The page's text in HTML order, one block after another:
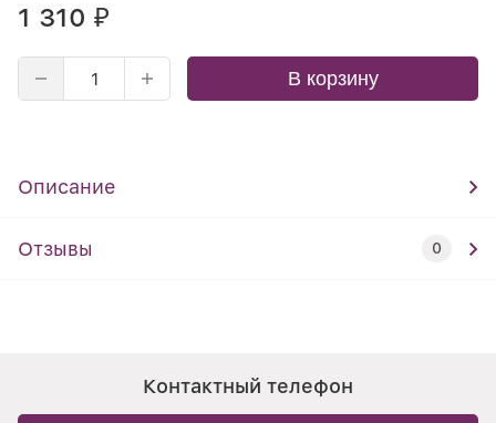
1 310 ₽
В корзину
Описание
Отзывы 0
Контактный телефон